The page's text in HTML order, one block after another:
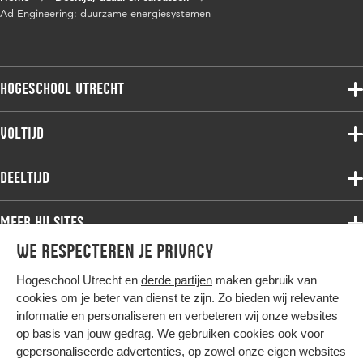
We respecteren je privacy
Hogeschool Utrecht en derde partijen maken gebruik van
cookies om je beter van dienst te zijn. Zo bieden wij relevante
informatie en personaliseren en verbeteren wij onze websites
op basis van jouw gedrag. We gebruiken cookies ook voor
gepersonaliseerde advertenties, op zowel onze eigen websites
Ad Engineering: duurzame energiesystemen
Hogeschool Utrecht
Voltijdopleidingen
Deeltijdopleidingen
Onderzoek
Werken bij de HU
Contact
Voltijd
Associate degree
Bachelor
Master
Studiekeuze voltijd
Deeltijd
Associate degree
Bachelor
Master
Post-master
Studiekeuze deeltijd
Meer HU sites
HU International
HU Bibliotheek
HU Ontwikkelt
Duurzame HU
Hier komt alles samen